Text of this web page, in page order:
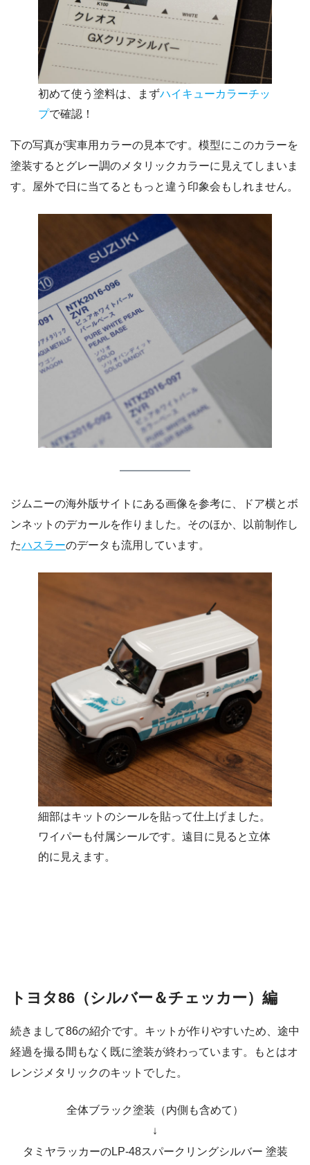
初めて使う塗料は、まずハイキューカラーチッ
プで確認！
下の写真が実車用カラーの見本です。模型にこのカラーを
塗装するとグレー調のメタリックカラーに見えてしまいま
す。屋外で日に当てるともっと違う印象会もしれません。
ジムニーの海外版サイトにある画像を参考に、ドア横とボ
ンネットのデカールを作りました。そのほか、以前制作し
たハスラーのデータも流用しています。
細部はキットのシールを貼って仕上げました。
ワイパーも付属シールです。遠目に見ると立体
的に見えます。
トヨタ86（シルバー＆チェッカー）編
続きまして86の紹介です。キットが作りやすいため、途中
経過を撮る間もなく既に塗装が終わっています。もとはオ
レンジメタリックのキットでした。
全体ブラック塗装（内側も含めて）
↓
タミヤラッカーのLP-48スパークリングシルバー 塗装